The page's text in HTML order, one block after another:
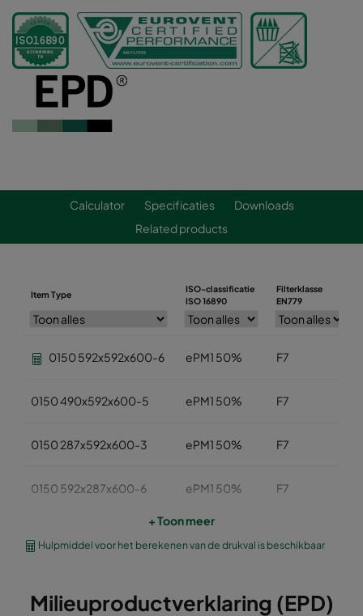
Calculator Specificaties
Downloads
Related products
Item Type
ISO-classificatie
ISO 16890
Filterklasse
EN779
0150 592x592x600-6 ePM1 50% F7
0150 490x592x600-5 ePM1 50% F7
0150 287x592x600-3 ePM1 50% F7
0150 592x287x600-6 ePM1 50% F7
+ Toon meer
Hulpmiddel voor het berekenen van de drukval is beschikbaar
Milieuproductverklaring (EPD)